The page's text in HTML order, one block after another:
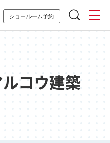
ショールーム予約
コウ建築